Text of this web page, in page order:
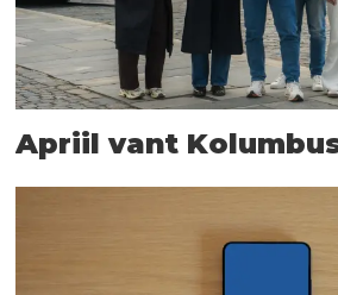
Apriil vant